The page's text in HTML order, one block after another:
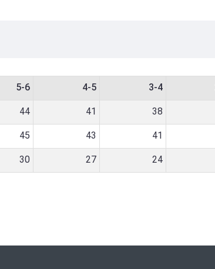
3-4
4-5
5-6
38
41
44
41
43
45
24
27
30